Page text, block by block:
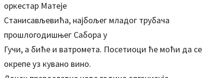
оркестар Матеје
Станисављевића, најбољег младог трубача
прошлогодишњег Сабора у
Гучи, а биће и ватромета. Посетиоци ће моћи да се
окрепе уз кувано вино.